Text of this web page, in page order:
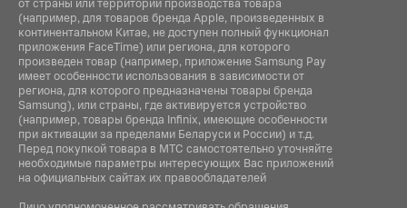
(например, для товаров бренда Apple, произведенных в
континентальном Китае, не доступен полный функционал
приложения FaceTime) или региона, для которого
произведен товар (например, приложение Samsung Pay
имеет особенности использования в зависимости от
региона, для которого предназначены товары бренда
Samsung), или страны, где активируется устройство
(например, товары бренда Infiniх, имеющие особенности
при активации за пределами Беларуси и России) и т.д.
Перед покупкой товара в МТС самостоятельно уточняйте
необходимые параметры интересующих Вас приложений
на официальных сайтах их правообладателей